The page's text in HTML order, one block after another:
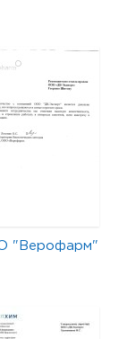
"Верофарм"